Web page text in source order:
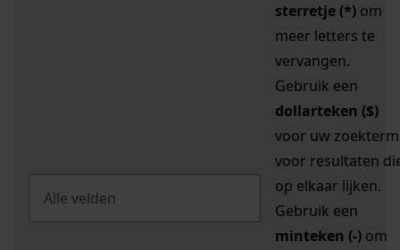
sterretje (*) om
meer letters te
vervangen.
Gebruik een
dollarteken ($)
voor uw zoekterm
voor resultaten
op elkaar lijken.
Gebruik een
minteken (-) om